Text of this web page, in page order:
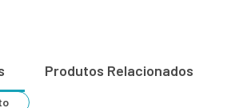
Produtos Relacionados